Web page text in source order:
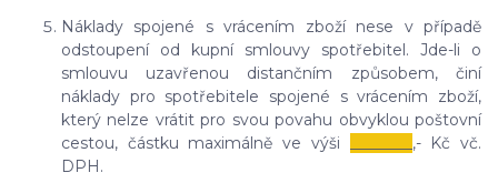
Náklady spojené s vrácením zboží nese v případě
odstoupení od kupní smlouvy spotřebitel. Jde-li o
smlouvu uzavřenou distančním způsobem, činí
náklady pro spotřebitele spojené s vrácením zboží,
který nelze vrátit pro svou povahu obvyklou poštovní
cestou, částku maximálně ve výši
,- Kč vč.
DPH.